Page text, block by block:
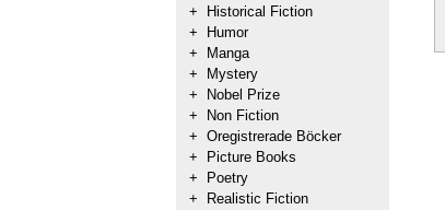
+
Historical Fiction
+
Humor
+
Manga
+
Mystery
+
Nobel Prize
+
Non Fiction
+ Oregistrerade Böcker
+
Picture Books
+
Poetry
+
Realistic Fiction